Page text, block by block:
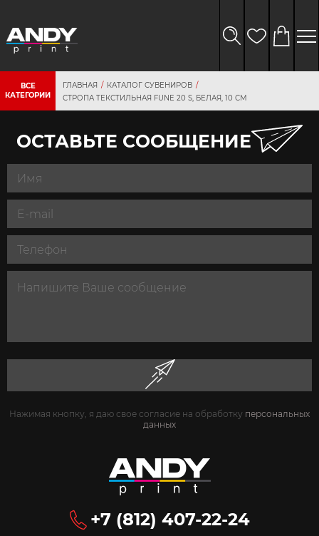
ВСЕ
КАТЕГОРИИ
ГЛАВНАЯ
КАТАЛОГ СУВЕНИРОВ
СТРОПА ТЕКСТИЛЬНАЯ FUNE 20 S, БЕЛАЯ, 10 СМ
ОСТАВЬТЕ СООБЩЕНИЕ
Нажимая кнопку, я даю свое согласие на обработку персональных
данных
+7 (812) 407-22-24
данных